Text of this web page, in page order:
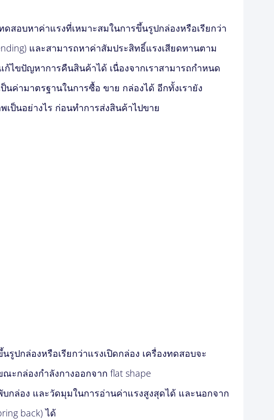
ดสอบหาค่าแรงที่เหมาะสมในการขึ้นรูปกล่องหรือเรียกว่า
และสามารถหาค่าสัมประสิทธิ์แรงเสียดทานตาม
ก้ไขปัญหาการคืนสินค้าได้ เนื่องจากเราสามารถกำหนด
ค่ามาตรฐานในการซื้อ ขาย กล่องได้ อีกทั้งเรายัง
ป็นอย่างไร ก่อนทำการส่งสินค้าไปขาย
ปกล่องหรือเรียกว่าแรงเปิดกล่อง เครื่องทดสอบจะ
ะกล่องกำลังกางออกจาก flat shape
กล่อง และวัดมุมในการอ่านค่าแรงสูงสุดได้ และนอกจาก
back) ได้